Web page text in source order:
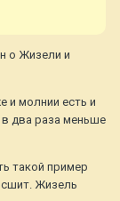
сами
о Жизели и
и молнии есть и
два раза меньше
такой пример
Жизель